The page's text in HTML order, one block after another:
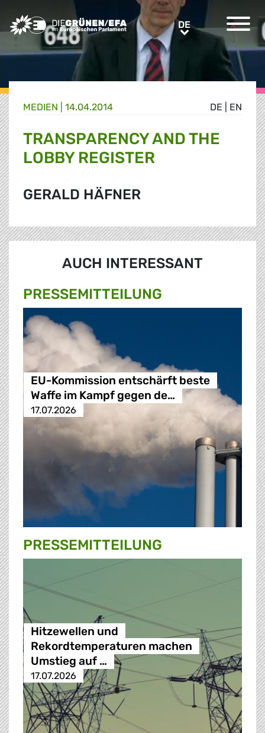
Greens/EFA Home DEDE
DE EN
MEDIEN 14.04.2014
TRANSPARENCY AND THE
LOBBY REGISTER
GERALD HÄFNER
AUCH INTERESSANT
PRESSE­MITTEILUNG
EU-Kommission entschärft beste
Waffe im Kampf gegen de…
17.07.2026
PRESSE­MITTEILUNG
Hitzewellen und
Rekordtemperaturen machen
Umstieg auf …
17.07.2026